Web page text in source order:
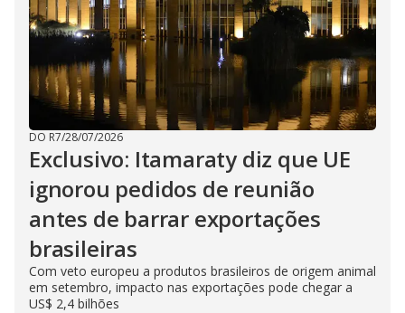
DO R7/28/07/2026
Exclusivo: Itamaraty diz que UE
ignorou pedidos de reunião
antes de barrar exportações
brasileiras
Com veto europeu a produtos brasileiros de origem animal
em setembro, impacto nas exportações pode chegar a
US$ 2,4 bilhões